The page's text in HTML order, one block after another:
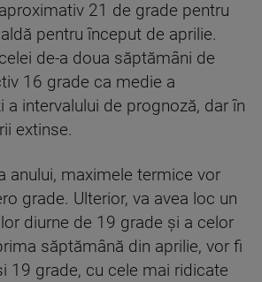
21 de grade pentru
pentru început de aprilie.
de-a doua săptămâni de
16 grade ca medie a
intervalului de prognoză, dar în
extinse.
anului, maximele termice vor
grade. Ulterior, va avea loc un
diurne de 19 grade şi a celor
săptămână din aprilie, vor fi
19 grade, cu cele mai ridicate